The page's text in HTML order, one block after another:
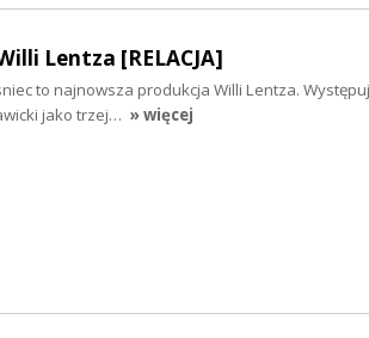
Lentza [RELACJA]
to najnowsza produkcja Willi Lentza.
jako trzej… » więcej